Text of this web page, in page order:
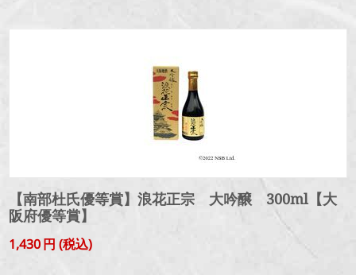
【南部杜氏優等賞】浪花正宗 大吟醸 300ml【大
阪府優等賞】
1,430円 (税込)